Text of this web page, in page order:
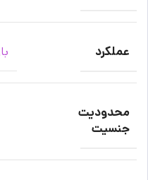
عملکرد
محدودیت
جنسیت